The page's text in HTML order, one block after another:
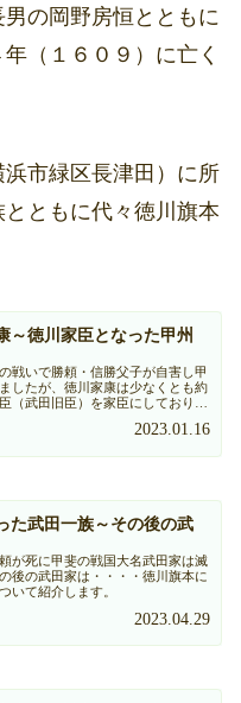
の岡野房恒とともに
（１６０９）に亡く
市緑区長津田）に所
ともに代々徳川旗本
～徳川家臣となった甲州
戦いで勝頼・信勝父子が自害し甲
したが、徳川家康は少なくとも約
（武田旧臣）を家臣にしており、
2023.01.16
た武田一族～その後の武
が死に甲斐の戦国大名武田家は滅
後の武田家は・・・・徳川旗本に
いて紹介します。
2023.04.29